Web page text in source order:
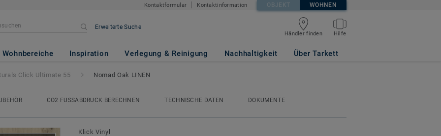
Kontaktformular Kontaktinformation OBJEKT WOHNEN
Erweiterte Suche
Händler finden Hilfe
Wohnbereiche Inspiration Verlegung & Reinigung Nachhaltigkeit Über Tarkett
55 - Nomad Oak LINEN
Click Ultimate 55 Nomad Oak LINEN
CO2 FUSSABDRUCK BERECHNEN TECHNISCHE DATEN
DOKUMENTE
Klick Vinyl